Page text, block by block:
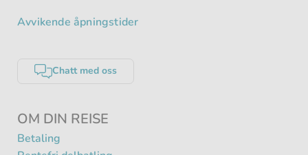
OM DIN REISE
Betaling
Avvikende åpningstider
Chatt med oss